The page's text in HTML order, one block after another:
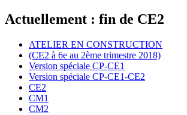
Actuellement : fin de CE2
ATELIER EN CONSTRUCTION
(CE2 à 6e au 2ème trimestre 2018)
Version spéciale CP-CE1
Version spéciale CP-CE1-CE2
CE2
CM1
CM2